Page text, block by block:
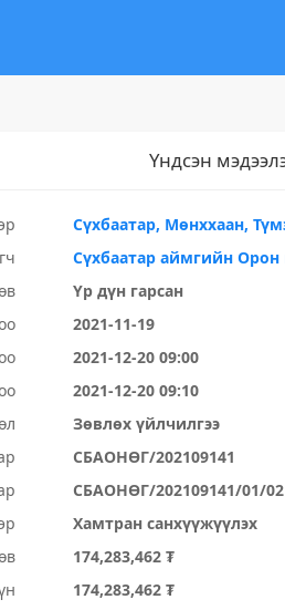
Үндсэн
Сүхбаатар, Мөнххаан,
Сүхбаатар аймгийн
Үр дүн гарсан
2021-11-19
2021-12-20 09:00
2021-12-20 09:10
Зөвлөх үйлчилгээ
СБАОНӨГ/202109141
СБАОНӨГ/202109141/01/02
Хамтран санхүүжүүлэх
174,283,462 ₮
174,283,462 ₮